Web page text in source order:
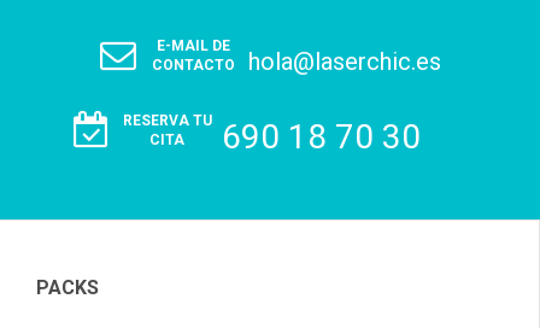
E-MAIL DE
CONTACTO
hola@laserchic.es
RESERVA TU
CITA
690 18 70 30
PACKS